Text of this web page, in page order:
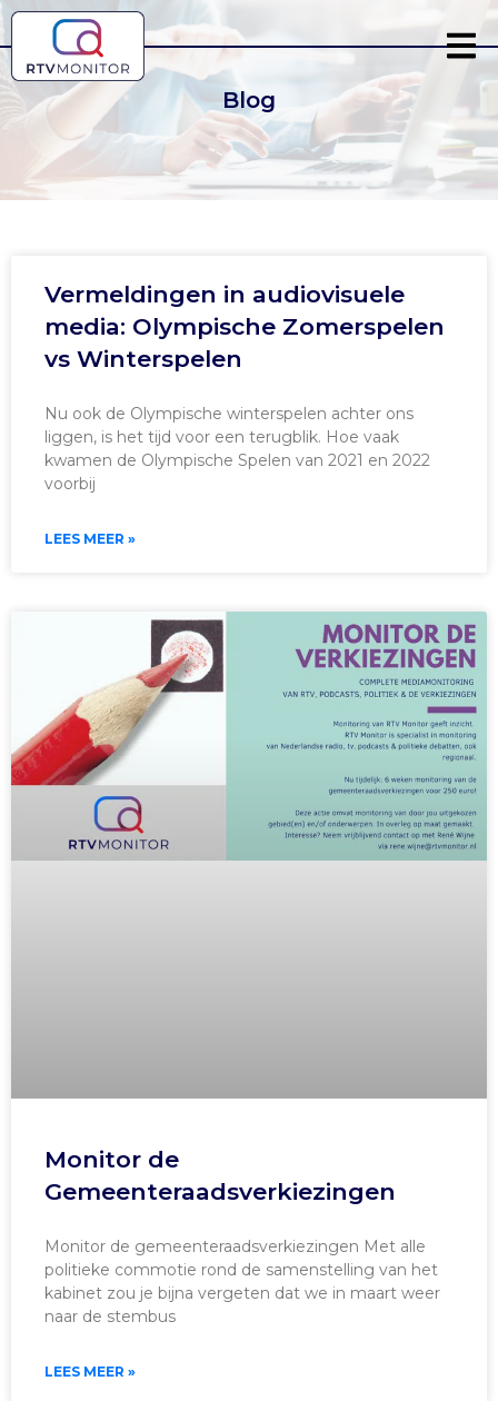
Blog
Vermeldingen in audiovisuele
media: Olympische Zomerspelen
vs Winterspelen
Nu ook de Olympische winterspelen achter ons
liggen, is het tijd voor een terugblik. Hoe vaak
kwamen de Olympische Spelen van 2021 en 2022
voorbij
LEES MEER »
Monitor de
Gemeenteraadsverkiezingen
Monitor de gemeenteraadsverkiezingen Met alle
politieke commotie rond de samenstelling van het
kabinet zou je bijna vergeten dat we in maart weer
naar de stembus
LEES MEER »